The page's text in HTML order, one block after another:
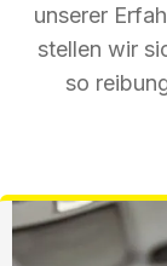
unserer
stellen wir
so